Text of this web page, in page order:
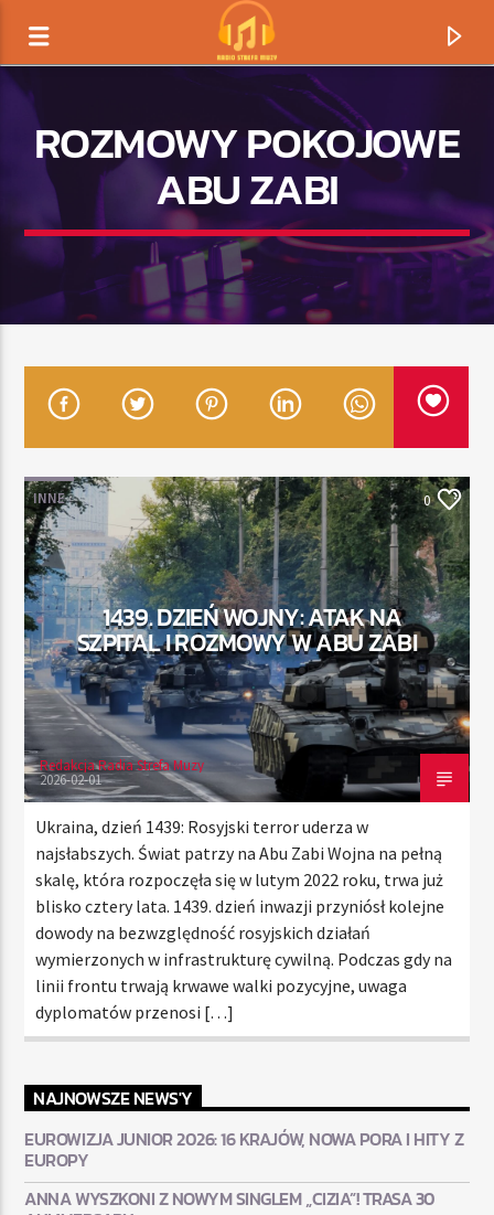
TERAZ GRAMY
TYTUŁ
ARTYSTA
TERAZ
RADIO STREFA MUZY
21:00 24:00
Radio Strefa Muzy
ROZMOWY POKOJOWE
ABU ZABI
INNE 0
1439. DZIEŃ WOJNY: ATAK NA
SZPITAL I ROZMOWY W ABU ZABI
Redakcja Radia Strefa Muzy
2026-02-01
Ukraina, dzień 1439: Rosyjski terror uderza w
najsłabszych. Świat patrzy na Abu Zabi Wojna na pełną
skalę, która rozpoczęła się w lutym 2022 roku, trwa już
blisko cztery lata. 1439. dzień inwazji przyniósł kolejne
dowody na bezwzględność rosyjskich działań
wymierzonych w infrastrukturę cywilną. Podczas gdy na
linii frontu trwają krwawe walki pozycyjne, uwaga
dyplomatów przenosi […]
NAJNOWSZE NEWS'Y
EUROWIZJA JUNIOR 2026: 16 KRAJÓW, NOWA PORA I HITY Z
EUROPY
ANNA WYSZKONI Z NOWYM SINGLEM „CIZIA”! TRASA 30